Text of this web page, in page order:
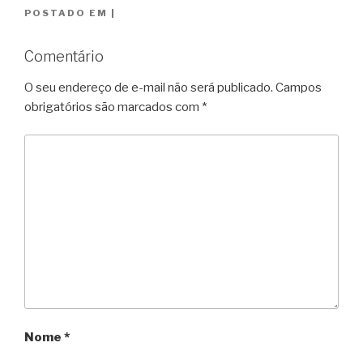
POSTADO EM |
Comentário
O seu endereço de e-mail não será publicado. Campos
obrigatórios são marcados com *
Nome *